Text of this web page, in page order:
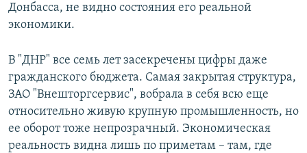
Донбасса, не видно состояния его реальной
экономики.
В "ДНР" все семь лет засекречены цифры даже
гражданского бюджета. Самая закрытая структура,
ЗАО "Внешторгсервис", вобрала в себя всю еще
относительно живую крупную промышленность, но
ее оборот тоже непрозрачный. Экономическая
реальность видна лишь по приметам – там, где